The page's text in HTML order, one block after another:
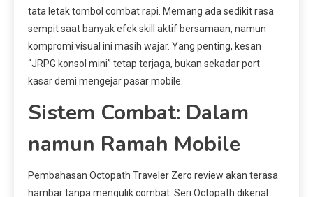
tata letak tombol combat rapi. Memang ada sedikit rasa
sempit saat banyak efek skill aktif bersamaan, namun
kompromi visual ini masih wajar. Yang penting, kesan
“JRPG konsol mini” tetap terjaga, bukan sekadar port
kasar demi mengejar pasar mobile.
Sistem Combat: Dalam
namun Ramah Mobile
Pembahasan Octopath Traveler Zero review akan terasa
hambar tanpa mengulik combat. Seri Octopath dikenal